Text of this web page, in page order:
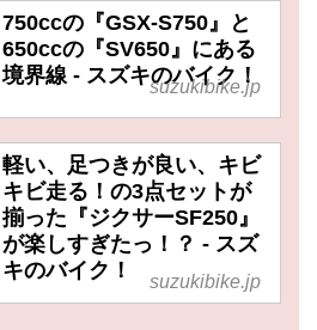
750ccの『GSX-S750』と
650ccの『SV650』にある
境界線 - スズキのバイク！
suzukibike.jp
軽い、足つきが良い、キビ
キビ走る！の3点セットが
揃った『ジクサーSF250』
が楽しすぎたっ！？ - スズ
キのバイク！
suzukibike.jp